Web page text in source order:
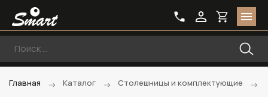
Главная Каталог Столешницы и комплектующие